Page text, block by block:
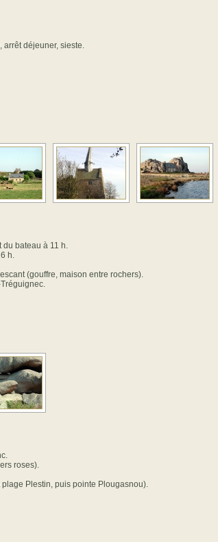
déjeuner, sieste.
bateau à 11 h.
h.
(gouffre, maison entre rochers).
roses).
Plestin, puis pointe Plougasnou).